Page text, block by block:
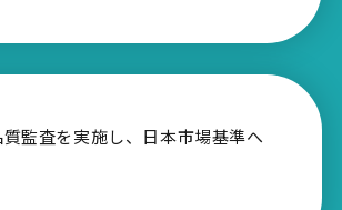
監査を実施し、日本市場基準へ